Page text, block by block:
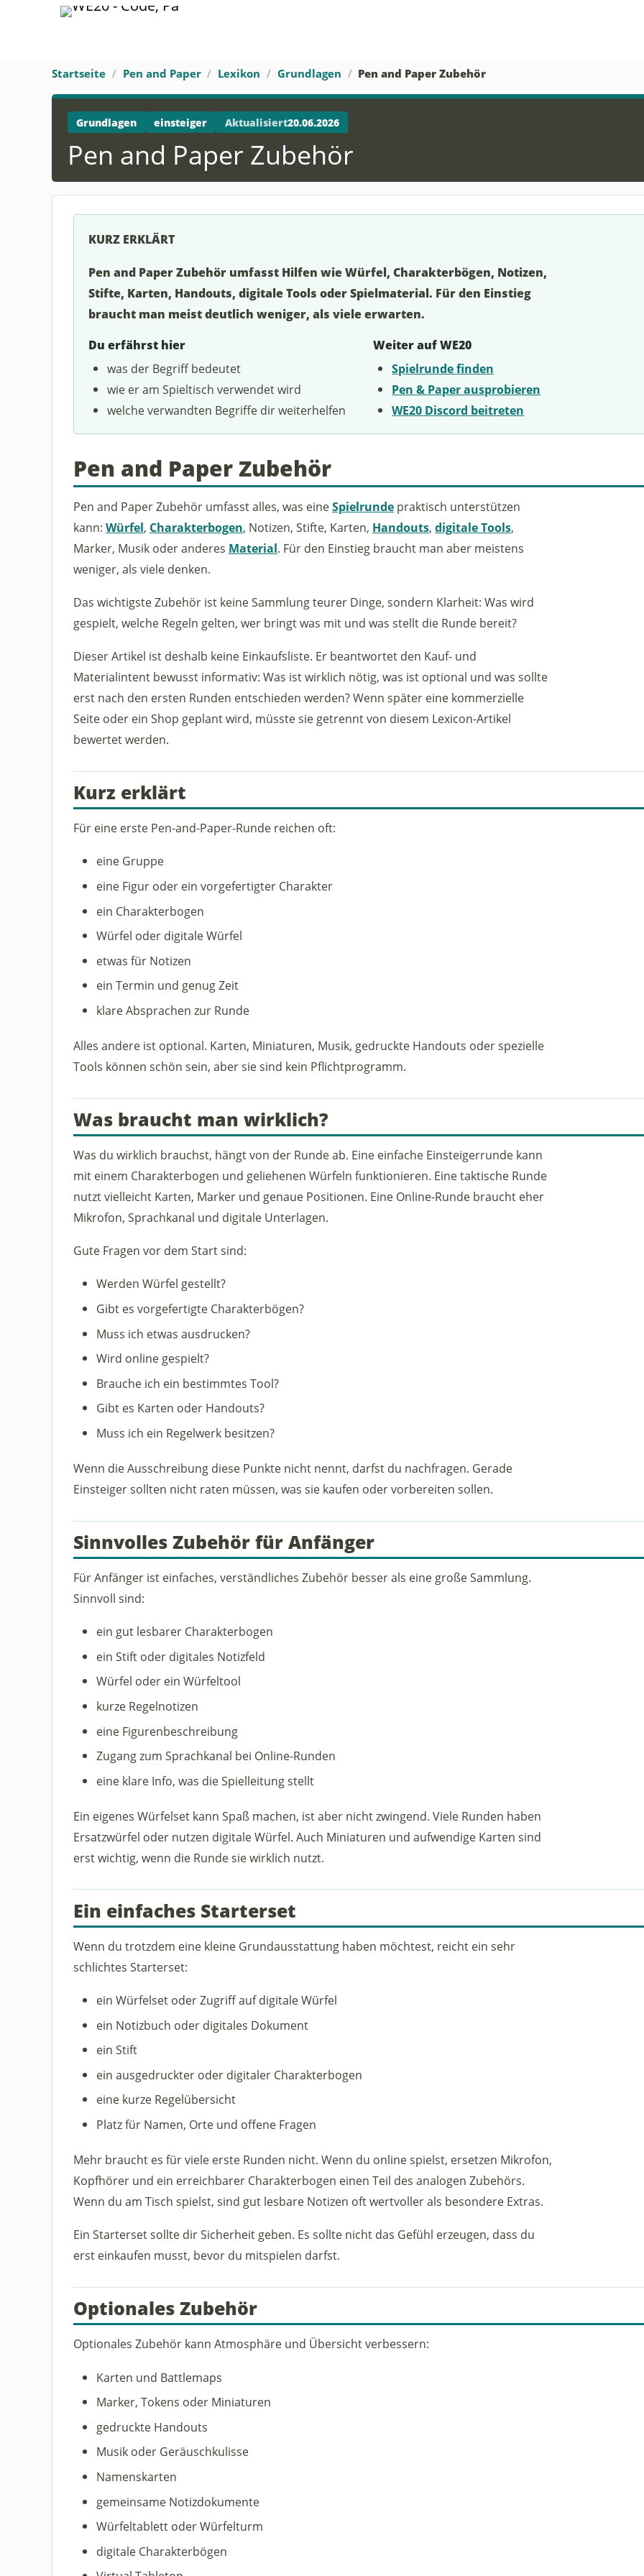
Startseite Pen and Paper Lexikon Grundlagen Pen and Paper Zubehör
Grundlagen einsteiger Aktualisiert20.06.2026
Pen and Paper Zubehör
KURZ ERKLÄRT
Pen and Paper Zubehör umfasst Hilfen wie Würfel, Charakterbögen, Notizen,
Stifte, Karten, Handouts, digitale Tools oder Spielmaterial. Für den Einstieg
braucht man meist deutlich weniger, als viele erwarten.
Du erfährst hier
was der Begriff bedeutet
wie er am Spieltisch verwendet wird
welche verwandten Begriffe dir weiterhelfen
Weiter auf WE20
Spielrunde finden
Pen & Paper ausprobieren
WE20 Discord beitreten
Pen and Paper Zubehör
Pen and Paper Zubehör umfasst alles, was eineSpielrundepraktisch unterstützen
kann: Würfel, Charakterbogen, Notizen, Stifte, Karten, Handouts, digitale Tools,
Marker, Musik oder anderes Material. Für den Einstieg braucht man aber meistens
weniger, als viele denken.
Das wichtigste Zubehör ist keine Sammlung teurer Dinge, sondern Klarheit: Was wird
gespielt, welche Regeln gelten, wer bringt was mit und was stellt die Runde bereit?
Dieser Artikel ist deshalb keine Einkaufsliste. Er beantwortet den Kauf- und
Materialintent bewusst informativ: Was ist wirklich nötig, was ist optional und was sollte
erst nach den ersten Runden entschieden werden? Wenn später eine kommerzielle
Seite oder ein Shop geplant wird, müsste sie getrennt von diesem Lexicon-Artikel
bewertet werden.
Kurz erklärt
Für eine erste Pen-and-Paper-Runde reichen oft:
eine Gruppe
eine Figur oder ein vorgefertigter Charakter
ein Charakterbogen
Würfel oder digitale Würfel
etwas für Notizen
ein Termin und genug Zeit
klare Absprachen zur Runde
Alles andere ist optional. Karten, Miniaturen, Musik, gedruckte Handouts oder spezielle
Tools können schön sein, aber sie sind kein Pflichtprogramm.
Was braucht man wirklich?
Was du wirklich brauchst, hängt von der Runde ab. Eine einfache Einsteigerrunde kann
mit einem Charakterbogen und geliehenen Würfeln funktionieren. Eine taktische Runde
nutzt vielleicht Karten, Marker und genaue Positionen. Eine Online-Runde braucht eher
Mikrofon, Sprachkanal und digitale Unterlagen.
Gute Fragen vor dem Start sind:
Werden Würfel gestellt?
Gibt es vorgefertigte Charakterbögen?
Muss ich etwas ausdrucken?
Wird online gespielt?
Brauche ich ein bestimmtes Tool?
Gibt es Karten oder Handouts?
Muss ich ein Regelwerk besitzen?
Wenn die Ausschreibung diese Punkte nicht nennt, darfst du nachfragen. Gerade
Einsteiger sollten nicht raten müssen, was sie kaufen oder vorbereiten sollen.
Sinnvolles Zubehör für Anfänger
Für Anfänger ist einfaches, verständliches Zubehör besser als eine große Sammlung.
Sinnvoll sind:
ein gut lesbarer Charakterbogen
ein Stift oder digitales Notizfeld
Würfel oder ein Würfeltool
kurze Regelnotizen
eine Figurenbeschreibung
Zugang zum Sprachkanal bei Online-Runden
eine klare Info, was die Spielleitung stellt
Ein eigenes Würfelset kann Spaß machen, ist aber nicht zwingend. Viele Runden haben
Ersatzwürfel oder nutzen digitale Würfel. Auch Miniaturen und aufwendige Karten sind
erst wichtig, wenn die Runde sie wirklich nutzt.
Ein einfaches Starterset
Wenn du trotzdem eine kleine Grundausstattung haben möchtest, reicht ein sehr
schlichtes Starterset:
ein Würfelset oder Zugriff auf digitale Würfel
ein Notizbuch oder digitales Dokument
ein Stift
ein ausgedruckter oder digitaler Charakterbogen
eine kurze Regelübersicht
Platz für Namen, Orte und offene Fragen
Mehr braucht es für viele erste Runden nicht. Wenn du online spielst, ersetzen Mikrofon,
Kopfhörer und ein erreichbarer Charakterbogen einen Teil des analogen Zubehörs.
Wenn du am Tisch spielst, sind gut lesbare Notizen oft wertvoller als besondere Extras.
Ein Starterset sollte dir Sicherheit geben. Es sollte nicht das Gefühl erzeugen, dass du
erst einkaufen musst, bevor du mitspielen darfst.
Optionales Zubehör
Optionales Zubehör kann Atmosphäre und Übersicht verbessern:
Karten und Battlemaps
Marker, Tokens oder Miniaturen
gedruckte Handouts
Musik oder Geräuschkulisse
Namenskarten
gemeinsame Notizdokumente
Würfeltablett oder Würfelturm
digitale Charakterbögen